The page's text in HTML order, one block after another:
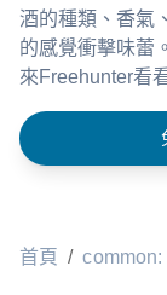
酒的種類、香氣
的感覺衝擊味蕾
來Freehunter看
首頁 / common: